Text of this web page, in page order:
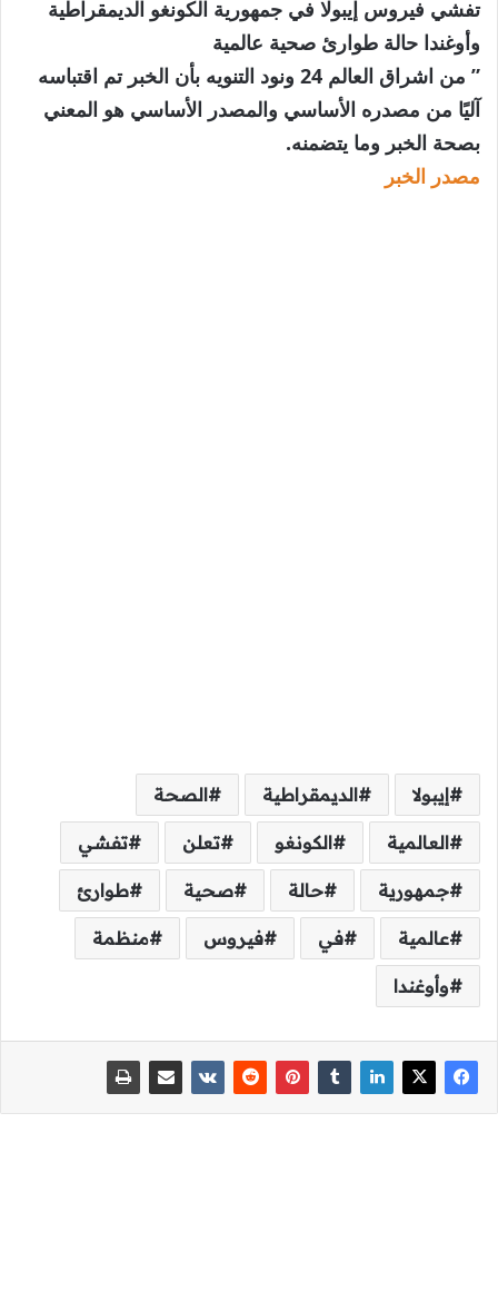
تفشي فيروس إيبولا في جمهورية الكونغو الديمقراطية
وأوغندا حالة طوارئ صحية عالمية
” من اشراق العالم 24 ونود التنويه بأن الخبر تم اقتباسه
آليًا من مصدره الأساسي والمصدر الأساسي هو المعني
بصحة الخبر وما يتضمنه.
مصدر الخبر
إيبولا الديمقراطية الصحة
العالمية الكونغو تعلن تفشي
جمهورية حالة صحية طوارئ
عالمية في فيروس منظمة
وأوغندا